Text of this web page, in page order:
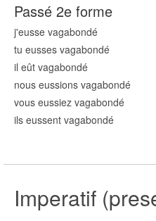
Passé 2e forme
j'eusse vagabondé
tu eusses vagabondé
il eût vagabondé
nous eussions vagabondé
vous eussiez vagabondé
ils eussent vagabondé
Imperatif